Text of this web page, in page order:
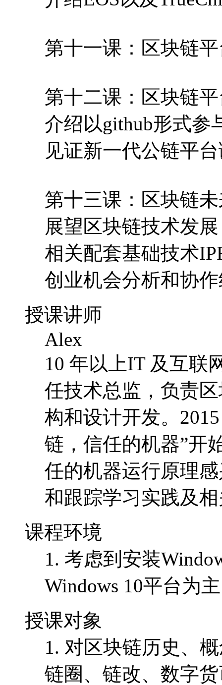
第十一课：区块链
第十二课：区块链
介绍以github形式参
见证新一代公链平
第十三课：区块链
展望区块链技术发
相关配套基础技术
创业机会分析和协
授课讲师
Alex
10 年以上IT 及互联
任技术总监，负责
构和设计开发。
链，信任的机器”开
任的机器运行原理
和跟踪学习实践及
课程环境
1. 考虑到安装
Windows 10平台为
授课对象
1. 对区块链历史、
链圈、链改、数字